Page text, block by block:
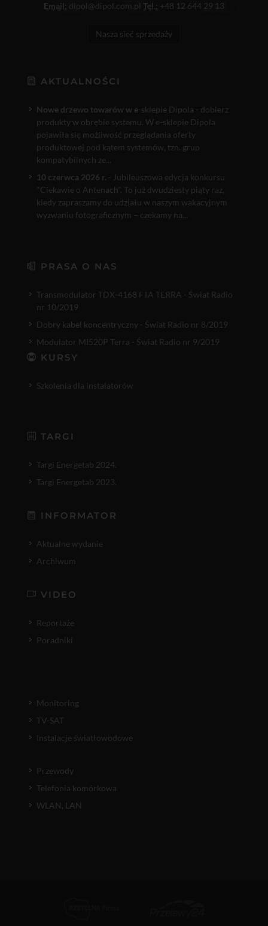
Email: dipol@dipol.com.pl Tel.: +48 12 644 29 13
Nasza sieć sprzedaży
AKTUALNOŚCI
Nowe drzewo towarów w e-sklepie Dipola - dobierz
produkty w obrębie systemu. W e-sklepie Dipola
pojawiła się możliwość przeglądania oferty
produktowej pod kątem systemów, tzn. grup
kompatybilnych ze...
10 czerwca 2026 r. - Jubileuszowa edycja konkursu
"Ciekawie o Antenach". To już dwudziesty piąty raz,
kiedy zapraszamy do udziału w naszym wakacyjnym
wyzwaniu fotograficznym – czekamy na...
PRASA O NAS
Transmodulator TDX-4168 FTA TERRA - Świat Radio
nr 10/2019
Dobry kabel koncentryczny - Świat Radio nr 8/2019
Modulator MI520P Terra - Świat Radio nr 9/2019
KURSY
Szkolenia dla instalatorów
TARGI
Targi Energetab 2024.
Targi Energetab 2023.
INFORMATOR
Aktualne wydanie
Archiwum
VIDEO
Reportaże
Poradniki
Monitoring
TV-SAT
Instalacje światłowodowe
Przewody
Telefonia komórkowa
WLAN, LAN